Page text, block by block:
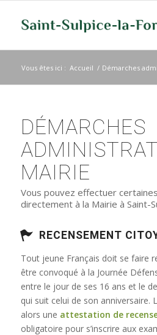
Vous êtes ici : Accueil / Démarches
DÉMARCHES
MAIRIE
Vous pouvez effectuer
directement à la Mairie à Saint-
RECENSEMENT
Tout jeune Français doit se faire
être convoqué à la Journée
entre le jour de ses 16 ans et le
qui suit celui de son anniversaire.
alors une attestation de
obligatoire pour s’inscrire aux